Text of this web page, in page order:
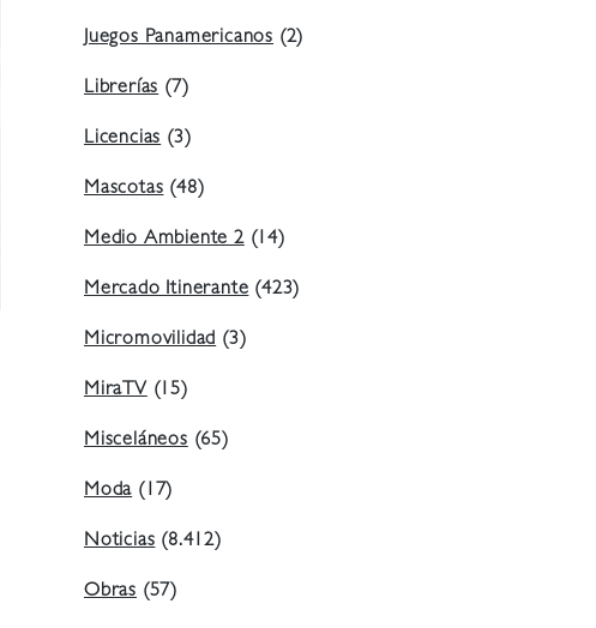
Juegos Panamericanos (2)
Librerías(7)
Licencias(3)
Mascotas(48)
Medio Ambiente 2(14)
Mercado Itinerante(423)
Micromovilidad(3)
MiraTV(15)
Misceláneos(65)
Moda(17)
Noticias(8.412)
Obras (57)